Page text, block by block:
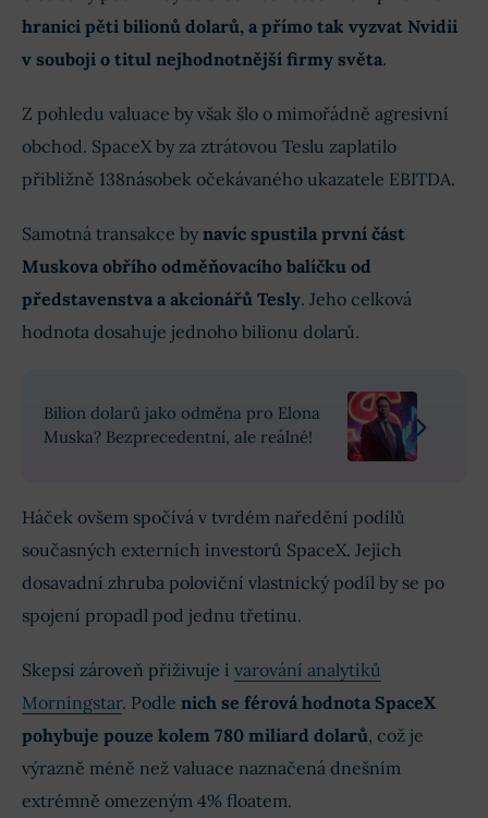
hranici pěti bilionů dolarů, a přímo tak vyzvat Nvidii
v souboji o titul nejhodnotnější firmy světa.
Z pohledu valuace by však šlo o mimořádně agresivní
obchod. SpaceX by za ztrátovou Teslu zaplatilo
přibližně 138násobek očekávaného ukazatele EBITDA.
Samotná transakce by navíc spustila první část
Muskova obřího odměňovacího balíčku od
představenstva a akcionářů Tesly. Jeho celková
hodnota dosahuje jednoho bilionu dolarů.
Bilion dolarů jako odměna pro Elona
Muska? Bezprecedentní, ale reálné!
Háček ovšem spočívá v tvrdém naředění podílů
současných externích investorů SpaceX. Jejich
dosavadní zhruba poloviční vlastnický podíl by se po
spojení propadl pod jednu třetinu.
Skepsi zároveň přiživuje i varování analytiků
Morningstar. Podle nich se férová hodnota SpaceX
pohybuje pouze kolem 780 miliard dolarů, což je
výrazně méně než valuace naznačená dnešním
extrémně omezeným 4% floatem.